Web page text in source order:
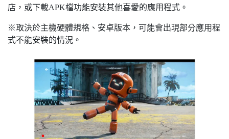
店，或下載APK檔功能安裝其他喜愛的應用程式。
※取決於主機硬體規格、安卓版本，可能會出現部分應用程
式不能安裝的情況。